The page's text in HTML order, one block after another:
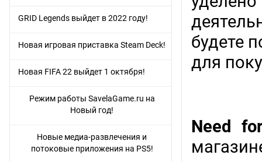
будете
для
Need
GRID Legends выйдет в 2022 году!
Новая игровая приставка Steam Deck!
Новая FIFA 22 выйдет 1 октября!
Режим работы SavelaGame.ru на
Новый год!
Новые медиа-развлечения и
потоковые приложения на PS5!